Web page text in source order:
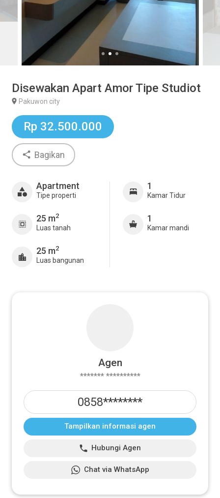
Disewakan Apart Amor Tipe Studiot
Pakuwon city
Rp 32.500.000
Bagikan
Apartment
Tipe properti
25 m2
Luas tanah
25 m2
Luas bangunan
1
Kamar Tidur
1
Kamar mandi
Agen
******* **********
0858********
Tampilkan informasi agen
Hubungi Agen
Chat via WhatsApp